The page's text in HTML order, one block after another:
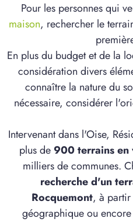
Pour les personnes qui
maison, rechercher le
En plus du budget et de la
considération divers
connaître la nature du
nécessaire, considérer
Intervenant dans l'Oise,
plus de 900 terrains en
milliers de communes.
recherche d'un
Rocquemont, à
géographique ou